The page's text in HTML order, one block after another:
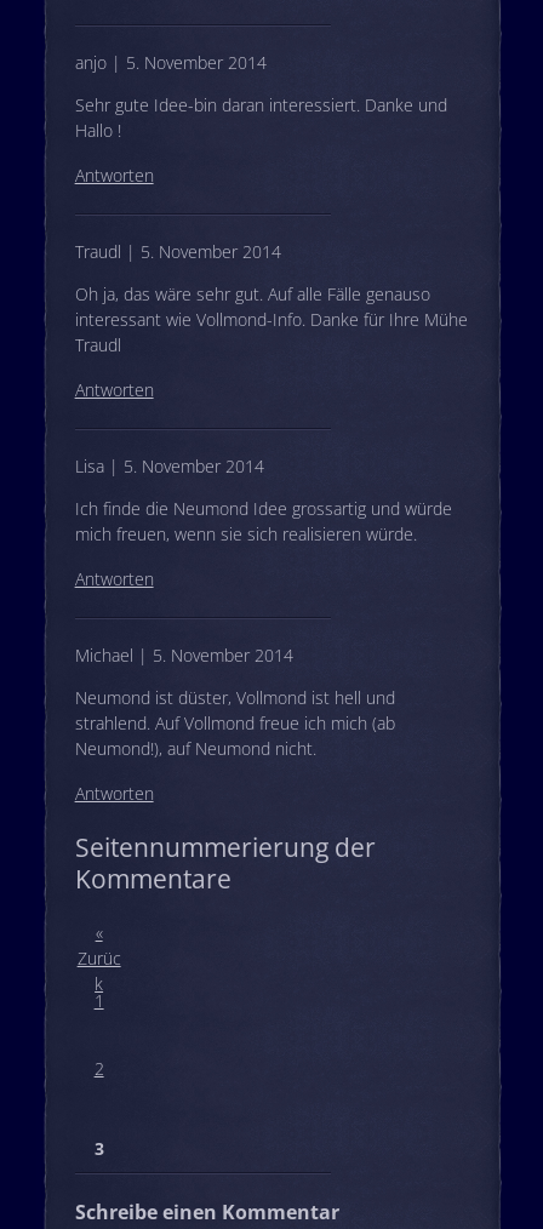
anjo | 5. November 2014
Sehr gute Idee-bin daran interessiert. Danke und
Hallo !
Antworten
Traudl | 5. November 2014
Oh ja, das wäre sehr gut. Auf alle Fälle genauso
interessant wie Vollmond-Info. Danke für Ihre Mühe
Traudl
Antworten
Lisa | 5. November 2014
Ich finde die Neumond Idee grossartig und würde
mich freuen, wenn sie sich realisieren würde.
Antworten
Michael | 5. November 2014
Neumond ist düster, Vollmond ist hell und
strahlend. Auf Vollmond freue ich mich (ab
Neumond!), auf Neumond nicht.
Antworten
Seitennummerierung der
Kommentare
«
Zurüc
k
1
2
3
Schreibe einen Kommentar